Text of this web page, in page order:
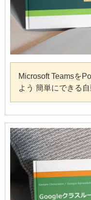
Microsoft Teamsを
よう 簡単にできる